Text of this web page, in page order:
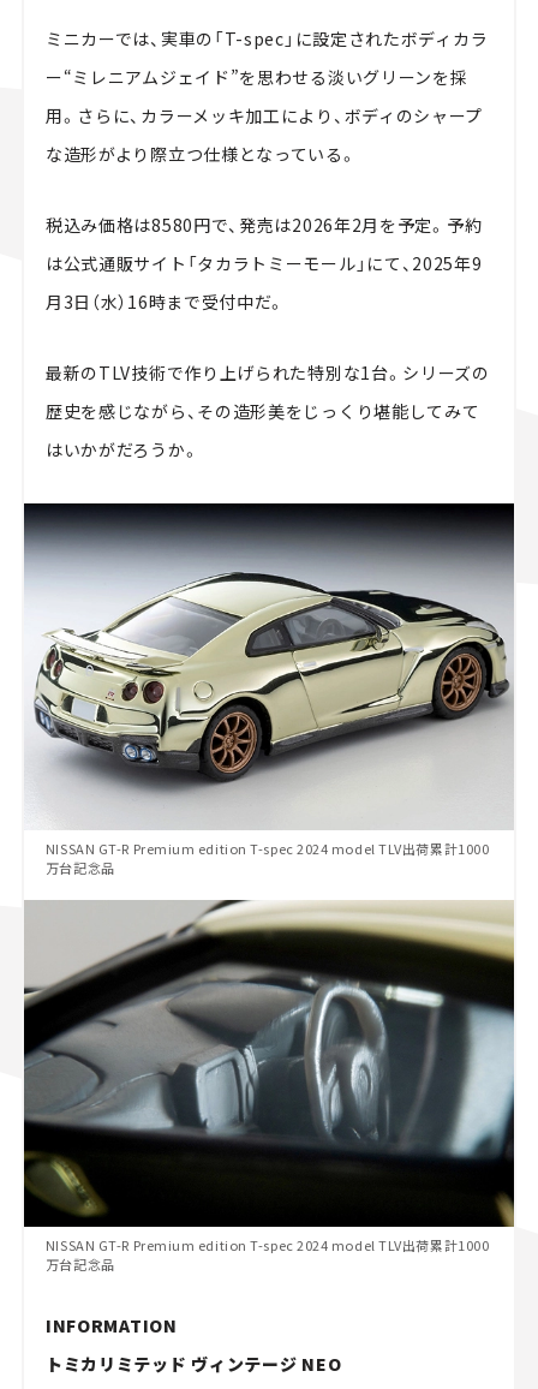
ミニカーでは、実車の「T-spec」に設定されたボディカラ
ー“ミレニアムジェイド”を思わせる淡いグリーンを採
用。さらに、カラーメッキ加工により、ボディのシャープ
な造形がより際立つ仕様となっている。
税込み価格は8580円で、発売は2026年2月を予定。予約
は公式通販サイト「タカラトミーモール」にて、2025年9
月3日（水）16時まで受付中だ。
最新のTLV技術で作り上げられた特別な1台。シリーズの
歴史を感じながら、その造形美をじっくり堪能してみて
はいかがだろうか。
NISSAN GT-R Premium edition T-spec 2024 model TLV出荷累計1000
万台記念品
NISSAN GT-R Premium edition T-spec 2024 model TLV出荷累計1000
万台記念品
INFORMATION
トミカリミテッド ヴィンテージ NEO